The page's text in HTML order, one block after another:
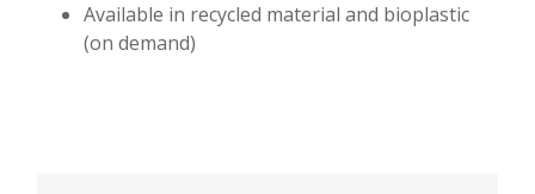
Available in recycled material and bioplastic
(on demand)